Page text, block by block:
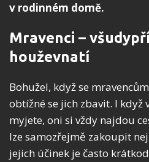
v rodinném domě.
Mravenci –
houževnatí
Bohužel, když se
obtížné se jich zbavit. I když
myjete, oni si vždy najdou
lze samozřejmě zakoupit
jejich účinek je často